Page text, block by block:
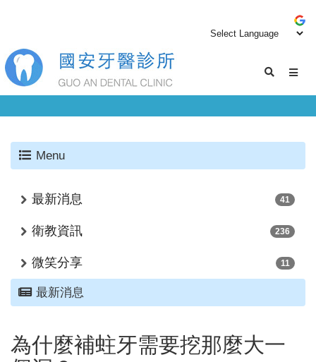
Menu
最新消息 41
衛教資訊 236
微笑分享 11
最新消息
為什麼補蛀牙需要挖那麼大一